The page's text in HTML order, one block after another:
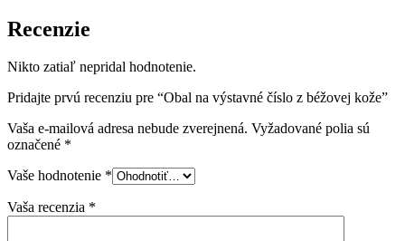
Recenzie
Nikto zatiaľ nepridal hodnotenie.
Pridajte prvú recenziu pre “Obal na výstavné číslo z béžovej kože”
Vaša e-mailová adresa nebude zverejnená. Vyžadované polia sú
označené *
Vaše hodnotenie *
Vaša recenzia *